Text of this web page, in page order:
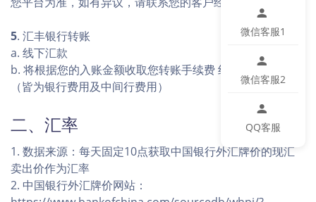
5. 汇丰银行转账
a. 线下汇款
b. 将根据您的入账金额收取您转账手续费 约0-35USD不等
（皆为银行费用及中间行费用）
二、汇率
1. 数据来源：每天固定10点获取中国银行外汇牌价的现汇
卖出价作为汇率
2. 中国银行外汇牌价网站：
微信客服1
微信客服2
QQ客服